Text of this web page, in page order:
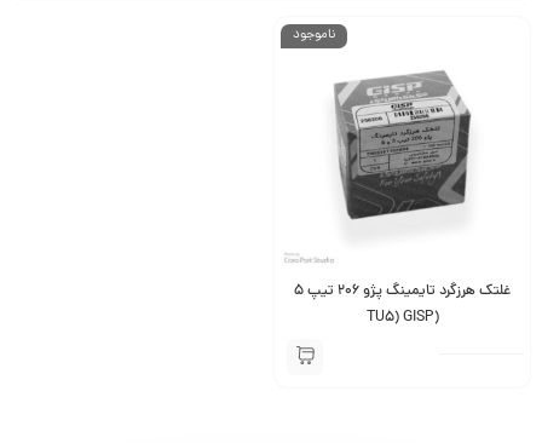
ناموجود
غلتک هرزگرد تایمینگ پژو 206 تیپ 5
(TU5) GISP